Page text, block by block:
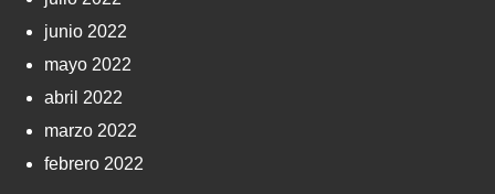
junio 2022
mayo 2022
abril 2022
marzo 2022
febrero 2022